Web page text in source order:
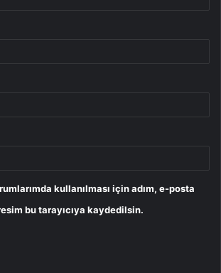
kullanılması için adım, e-posta
bu tarayıcıya kaydedilsin.